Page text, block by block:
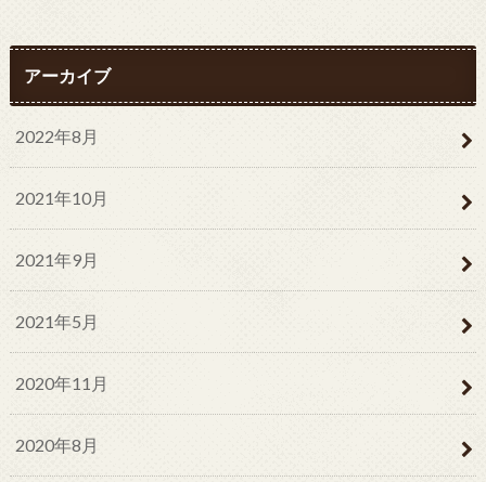
アーカイブ
2022年8月
2021年10月
2021年9月
2021年5月
2020年11月
2020年8月